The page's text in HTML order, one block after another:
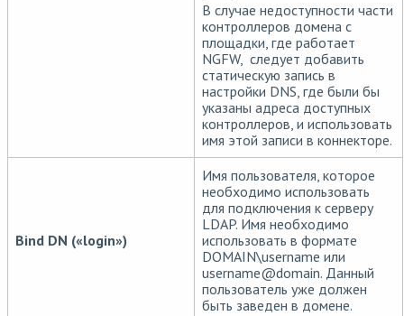
В случае недоступности части
контроллеров домена с
площадки, где работает
NGFW, следует добавить
статическую запись в
настройки DNS, где были бы
указаны адреса доступных
контроллеров, и использовать
имя этой записи в коннекторе.
Bind DN («login»)
Имя пользователя, которое
необходимо использовать
для подключения к серверу
LDAP. Имя необходимо
использовать в формате
DOMAIN\username или
username@domain. Данный
пользователь уже должен
быть заведен в домене.